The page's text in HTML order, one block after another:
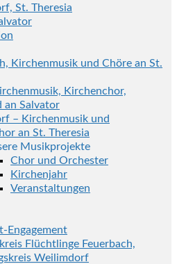
St. Theresia
Kirchenmusik und Chöre an St.
Kirchenchor,
an Salvator
– Kirchenmusik und
an St. Theresia
Musikprojekte
Chor und Orchester
Kirchenjahr
Veranstaltungen
Engagement
Flüchtlinge Feuerbach,
Weilimdorf